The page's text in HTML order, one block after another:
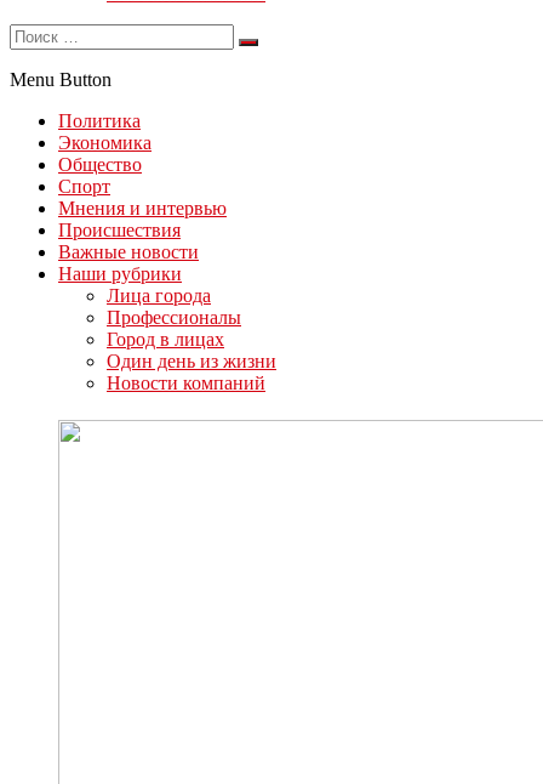
Menu Button
Политика
Экономика
Общество
Спорт
Мнения и интервью
Происшествия
Важные новости
Наши рубрики
Лица города
Профессионалы
Город в лицах
Один день из жизни
Новости компаний